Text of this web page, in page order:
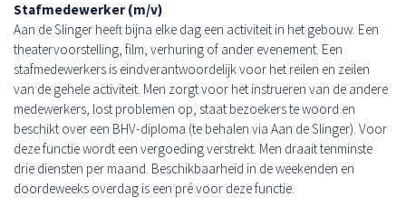
Stafmedewerker (m/v)
Aan de Slinger heeft bijna elke dag een activiteit in het gebouw. Een
theatervoorstelling, film, verhuring of ander evenement. Een
stafmedewerkers is eindverantwoordelijk voor het reilen en zeilen
van de gehele activiteit. Men zorgt voor het instrueren van de andere
medewerkers, lost problemen op, staat bezoekers te woord en
beschikt over een BHV-diploma (te behalen via Aan de Slinger). Voor
deze functie wordt een vergoeding verstrekt. Men draait tenminste
drie diensten per maand. Beschikbaarheid in de weekenden en
doordeweeks overdag is een pré voor deze functie.